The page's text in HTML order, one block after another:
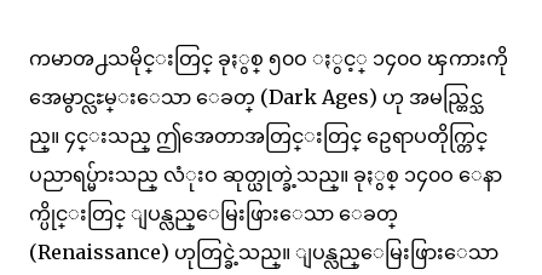
ကမာၻ႕သမိုင္းတြင္ ခုႏွစ္ ၅၀ဝ ႏွင့္ ၁၄၀ဝ ၾကားကို
အေမွာင္လႊမ္းေသာ ေခတ္ (Dark Ages) ဟု အမည္တြင္သ
ည္။ ၄င္းသည္ ဤအေတာအတြင္းတြင္ ဥေရာပတိုက္တြင္
ပညာရပ္မ်ားသည္ လံုးဝ ဆုတ္ယုတ္ခဲ့သည္။ ခုႏွစ္ ၁၄၀ဝ ေနာ
က္ပိုင္းတြင္ ျပန္လည္ေမြးဖြားေသာ ေခတ္
(Renaissance) ဟုတြင္ခဲ့သည္။ ျပန္လည္ေမြးဖြားေသာ